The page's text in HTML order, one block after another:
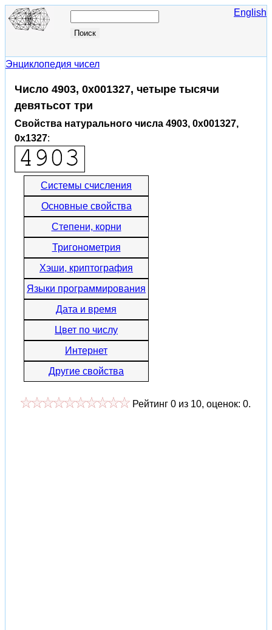
English
Энциклопедия чисел
Число 4903, 0x001327, четыре тысячи
девятьсот три
Свойства натурального числа 4903, 0x001327,
0x1327:
Системы счисления
Основные свойства
Степени, корни
Тригонометрия
Хэши, криптография
Языки программирования
Дата и время
Цвет по числу
Интернет
Другие свойства
Рейтинг 0 из 10, оценок: 0.